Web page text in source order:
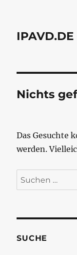
IPAVD.DE
Nichts
Das Gesuchte
werden.
Suchen
nach:
SUCHE